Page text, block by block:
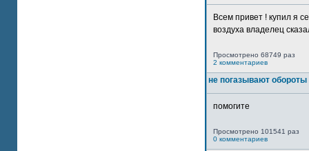
Всем привет ! купил я
воздуха владелец
Просмотрено 68749 раз
2 комментариев
не погазывают обороты
помогите
Просмотрено 101541 раз
0 комментариев